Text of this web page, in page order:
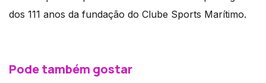
dos 111 anos da fundação do Clube Sports Marítimo.
Pode também gostar